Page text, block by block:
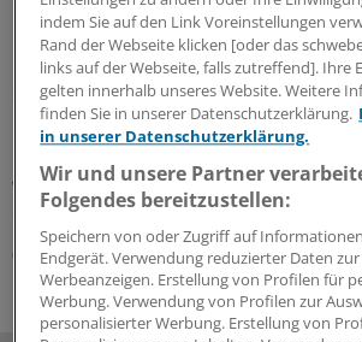
Leitliniennutzung
Hausärzte wünschen sich
strukturierter und praxisnäher
In hausärztlichen Praxen wird
Leitlinien zurückgegriffen – eine
wegen Zeitmangels und zu
deutlichen Verbesserungsbedarf.
03.08.2026
indem Sie auf den Link Voreinstellungen
Rand der Webseite klicken [oder das
links auf der Webseite, falls zutreffend]. Ihre
gelten innerhalb unseres Website. Weitere
finden Sie in unserer Datenschutzerklärung.
in unserer Datenschutzerklärung.
Wir und unsere Partner
Folgendes bereitzustellen:
Speichern von oder Zugriff auf
Endgerät. Verwendung reduzierter Daten
Werbeanzeigen. Erstellung von Profilen für
Werbung. Verwendung von Profilen zur
personalisierter Werbung. Erstellung von